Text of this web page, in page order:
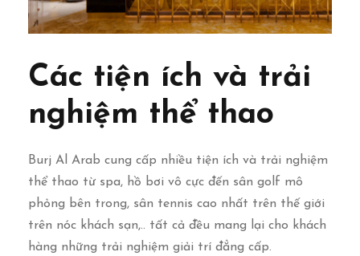
Các tiện ích và trải
nghiệm thể thao
Burj Al Arab cung cấp nhiều tiện ích và trải nghiệm
thể thao từ spa, hồ bơi vô cực đến sân golf mô
phỏng bên trong, sân tennis cao nhất trên thế giới
trên nóc khách sạn,.. tất cả đều mang lại cho khách
hàng những trải nghiệm giải trí đẳng cấp.